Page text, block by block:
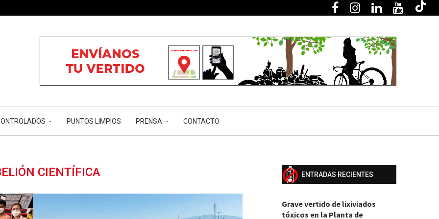
PUNTOS LIMPIOS PRENSA CONTACTO
CIENTÍFICA ENTRADAS RECIENTES
Grave vertido de lixiviados
tóxicos en la Planta de